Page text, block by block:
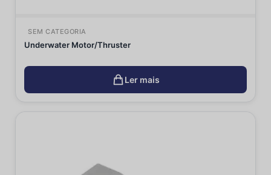
SEM CATEGORIA
Underwater Motor/Thruster
Ler mais